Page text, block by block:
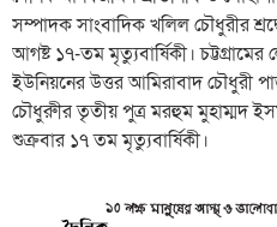
সম্পাদক সাংবাদিক খলিল চৌধুরীর
আগষ্ট ১৭-তম মৃত্যুবার্ষিকী।
ইউনিয়নের উত্তর আমিরাবাদ চৌধুরী
চৌধুরুীর তৃতীয় পুত্র মরহুম মুহাম্মদ
শুক্রবার ১৭ তম মৃত্যুবার্ষিকী।